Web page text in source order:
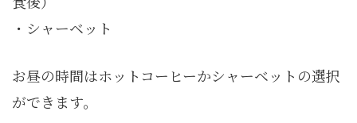
・シャーベット
お昼の時間はホットコーヒーかシャーベットの選択
ができます。